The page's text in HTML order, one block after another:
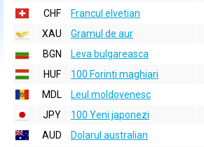
CHF
Francul elvetian
XAU
Gramul de aur
BGN
Leva bulgareasca
HUF
100 Forinti maghiari
MDL
Leul moldovenesc
JPY
100 Yeni japonezi
AUD
Dolarul australian